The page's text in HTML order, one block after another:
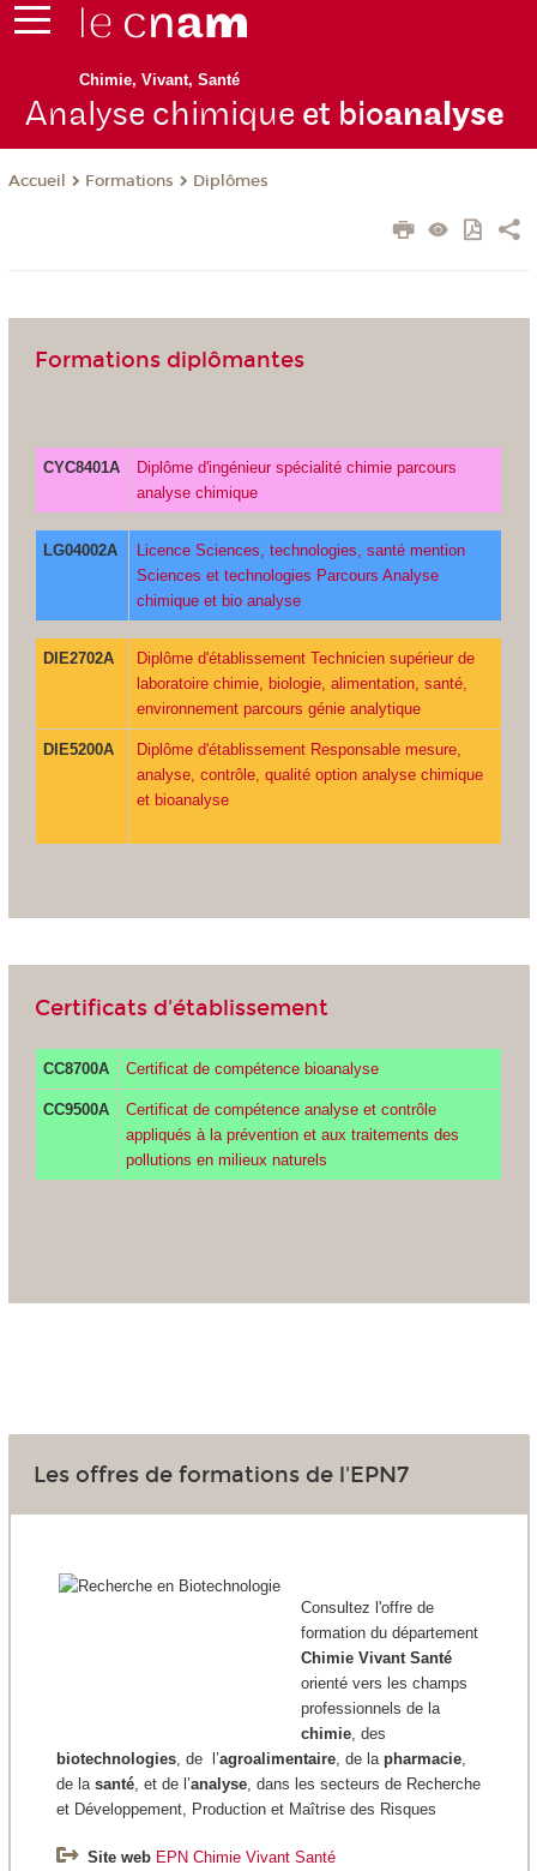
Chimie, Vivant, Santé
Analyse chimique et bioanalyse
Accueil Formations Diplômes
Formations diplômantes
CYC8401A
Diplôme d'ingénieur spécialité chimie parcours
analyse chimique
LG04002A
Licence Sciences, technologies, santé mention
Sciences et technologies Parcours Analyse
chimique et bio analyse
DIE2702A
Diplôme d'établissement Technicien supérieur de
laboratoire chimie, biologie, alimentation, santé,
environnement parcours génie analytique
DIE5200A
Diplôme d'établissement Responsable mesure,
analyse, contrôle, qualité option analyse chimique
et bioanalyse
Certificats d'établissement
CC8700A Certificat de compétence bioanalyse
CC9500A
Certificat de compétence analyse et contrôle
appliqués à la prévention et aux traitements des
pollutions en milieux naturels
Les offres de formations de l'EPN7
Consultez l'offre de
formation du département
Chimie Vivant Santé
orienté vers les champs
professionnels de la
chimie, des
biotechnologies, de l’agroalimentaire, de la pharmacie,
de la santé, et de l’analyse, dans les secteurs de Recherche
et Développement, Production et Maîtrise des Risques
Site web EPN Chimie Vivant Santé